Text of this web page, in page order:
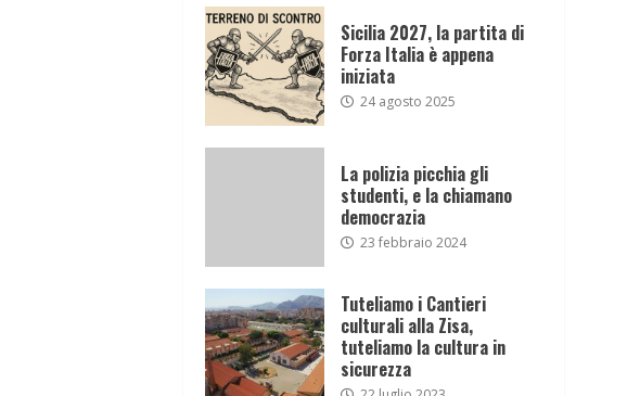
Sicilia 2027, la partita di
Forza Italia è appena
iniziata
24 agosto 2025
La polizia picchia gli
studenti, e la chiamano
democrazia
23 febbraio 2024
Tuteliamo i Cantieri
culturali alla Zisa,
tuteliamo la cultura in
sicurezza